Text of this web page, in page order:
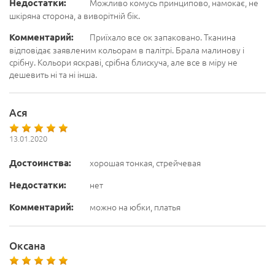
Недостатки:
Можливо комусь принципово, намокає, не
шкіряна сторона, а виворітній бік.
Комментарий:
Приїхало все ок запаковано. Тканина
відповідає заявленим кольорам в палітрі. Брала малинову і
срібну. Кольори яскраві, срібна блискуча, але все в міру не
дешевить ні та ні інша.
Ася
13.01.2020
Достоинства:
хорошая тонкая, стрейчевая
Недостатки:
нет
Комментарий:
можно на юбки, платья
Оксана